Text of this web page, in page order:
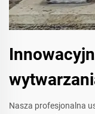
Nasza profesjonalna